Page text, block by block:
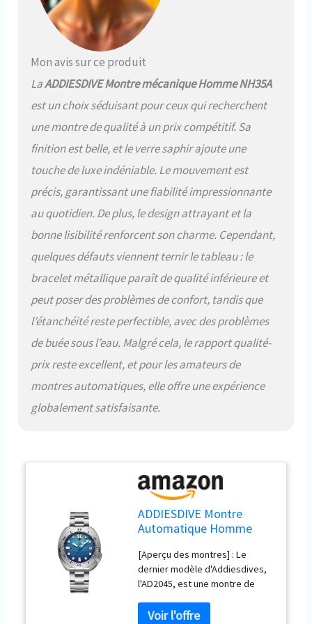
acier inoxydable 316L et verre
saphir synthétique avec
mouvement automatique
japonais NH35A, réserve
d'énergie de 41 heures,
remontage automatique
bidirectionnel, avec fonction
d'arrêt à la seconde. [Taille de la
montre] : 20 mm de large, 47,2
mm de long, diamètre du boîtier
43,8 mm, épaisseur 14 mm
(verre et boîtier compris),
convient aux poignets de 14 à
18 mm, plusieurs micro-trous,
vous pouvez rapidement
ajuster la longueur du bracelet.
[Caractéristiques de la montre] :
étanche à 200 mètres, cadran
acier et boucle déployante à
double fermeture, lunette
couronne vissée, verre saphir,
ampoule super lumineuse
japonais NH35A. [Rétro-
éclairage] : Super lumineux
l'obscurité, excellente lumière,
une superbe montre analogique
pour hommes.
Mon avis sur ce produit
LaADDIESDIVE Montre mécanique Homme NH35A
est un choix séduisant pour ceux qui recherchent
une montre de qualité à un prix compétitif. Sa
finition est belle, et le verre saphir ajoute une
touche de luxe indéniable. Le mouvement est
précis, garantissant une fiabilité impressionnante
au quotidien. De plus, le design attrayant et la
bonne lisibilité renforcent son charme. Cependant,
quelques défauts viennent ternir le tableau : le
bracelet métallique paraît de qualité inférieure et
peut poser des problèmes de confort, tandis que
l’étanchéité reste perfectible, avec des problèmes
de buée sous l’eau. Malgré cela, le rapport qualité-
prix reste excellent, et pour les amateurs de
montres automatiques, elle offre une expérience
globalement satisfaisante.
ADDIESDIVE Montre
Automatique Homme
Luxueux Montre de
plongée Tortue Montre
analogique Homme -
Bleu Marine
[Aperçu des montres] : Le
dernier modèle d'Addiesdives,
l'AD2045, est une montre de
étanche à 200 mètres, avec des